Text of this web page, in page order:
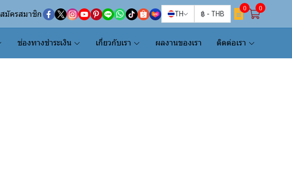
สมัครสมาชิก TH ฿ - THB
0 0
ช่องทางชำระเงิน เกี่ยวกับเรา ผลงานของเรา ติดต่อเรา